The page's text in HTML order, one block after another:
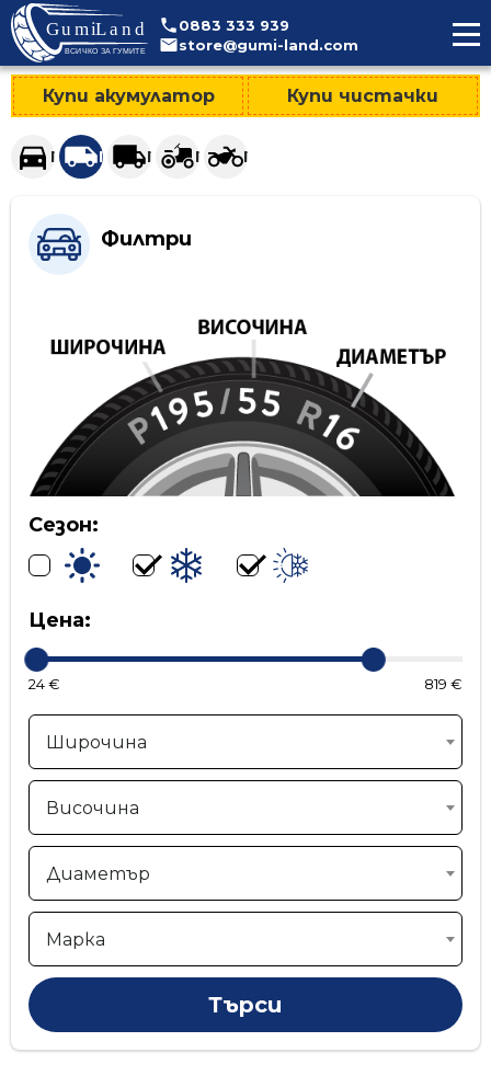
0883 333 939
store@gumi-land.com
Купи акумулатор Купи чистачки
Гуми за леки автомобили и джипове
Гуми за лекотоварни автомобили
Гуми за тежкотоварни автомобили
Гуми за селскостопанска
Гуми за мотоциклети
Филтри
Сезон:
Цена:
24 € 819 €
Широчина
Височина
Диаметър
Марка